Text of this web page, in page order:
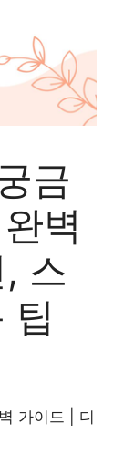
금
벽
스
팁
가이드 | 디